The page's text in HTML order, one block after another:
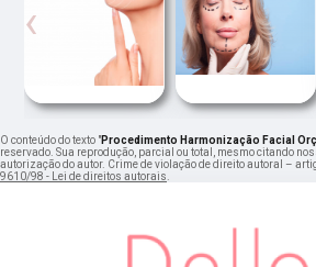
‹
O conteúdo do texto "Procedimento Harmonização Facial
reservado. Sua reprodução, parcial ou total, mesmo citando
autorização do autor. Crime de violação de direito autoral –
9610/98 - Lei de direitos autorais.